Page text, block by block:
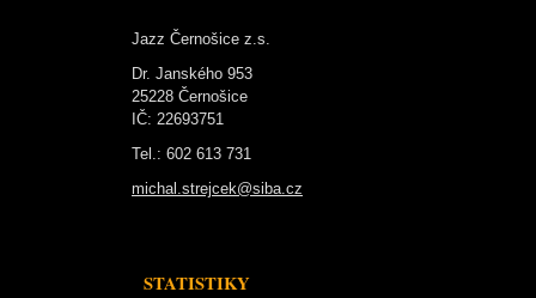
Jazz Černošice z.s.
Dr. Janského 953
25228 Černošice
IČ: 22693751
Tel.: 602 613 731
michal.strejcek@siba.cz
STATISTIKY